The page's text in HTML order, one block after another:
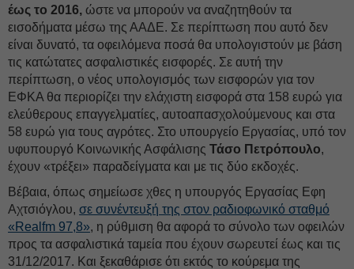
έως το 2016, ώστε να μπορούν να αναζητηθούν τα
εισοδήματα μέσω της ΑΑΔΕ. Σε περίπτωση που αυτό δεν
είναι δυνατό, τα οφειλόμενα ποσά θα υπολογιστούν με βάση
τις κατώτατες ασφαλιστικές εισφορές. Σε αυτή την
περίπτωση, ο νέος υπολογισμός των εισφορών για τον
ΕΦΚΑ θα περιορίζει την ελάχιστη εισφορά στα 158 ευρώ για
ελεύθερους επαγγελματίες, αυτοαπασχολούμενους και στα
58 ευρώ για τους αγρότες. Στο υπουργείο Εργασίας, υπό τον
υφυπουργό Κοινωνικής Ασφάλισης Τάσο Πετρόπουλο,
έχουν «τρέξει» παραδείγματα και με τις δύο εκδοχές.
Βέβαια, όπως σημείωσε χθες η υπουργός Εργασίας Εφη
Αχτσιόγλου, σε συνέντευξή της στον ραδιοφωνικό σταθμό
«Realfm 97,8», η ρύθμιση θα αφορά το σύνολο των οφειλών
προς τα ασφαλιστικά ταμεία που έχουν σωρευτεί έως και τις
31/12/2017. Και ξεκαθάρισε ότι εκτός το κούρεμα της